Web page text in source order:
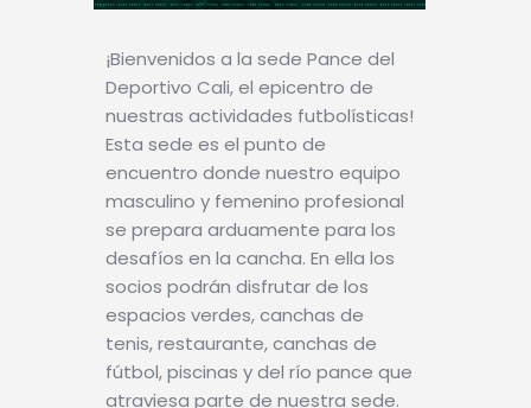
¡Bienvenidos a la sede Pance del
Deportivo Cali, el epicentro de
nuestras actividades futbolísticas!
Esta sede es el punto de
encuentro donde nuestro equipo
masculino y femenino profesional
se prepara arduamente para los
desafíos en la cancha. En ella los
socios podrán disfrutar de los
espacios verdes, canchas de
tenis, restaurante, canchas de
fútbol, piscinas y del río pance que
atraviesa parte de nuestra sede.